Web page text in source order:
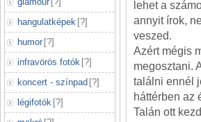
hangulatképek [?]
humor [?]
infravörös fotók [?]
koncert - színpad [?]
légifotók [?]
lehet a
annyit írok,
veszed.
Azért mégis
megosztani.
találni ennél
háttérben az
Talán ott